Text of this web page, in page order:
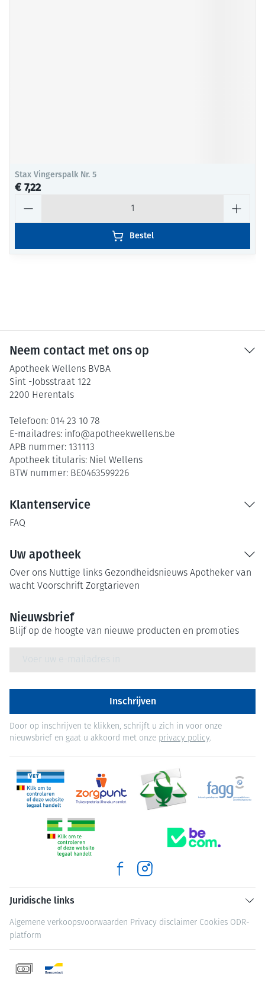
Stax Vingerspalk Nr. 5
€ 7,22
Bestel
Neem contact met ons op
Apotheek Wellens BVBA
Sint -Jobsstraat 122
2200 Herentals
Telefoon: 014 23 10 78
E-mailadres: info@apotheekwellens.be
APB nummer: 131113
Apotheek titularis: Niel Wellens
BTW nummer: BE0463599226
Klantenservice
FAQ
Uw apotheek
Over ons Nuttige links Gezondheidsnieuws Apotheker van
wacht Voorschrift Zorgtarieven
Nieuwsbrief
Blijf op de hoogte van nieuwe producten en promoties
Inschrijven
Door op inschrijven te klikken, schrijft u zich in voor onze
nieuwsbrief en gaat u akkoord met onze privacy policy.
Juridische links
Algemene verkoopsvoorwaarden Privacy disclaimer Cookies ODR-
platform